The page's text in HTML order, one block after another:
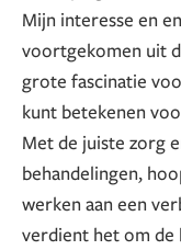
Mijn interesse en
voortgekomen uit
grote fascinatie
kunt betekenen
Met de juiste zorg
behandelingen,
werken aan een
verdient het om de